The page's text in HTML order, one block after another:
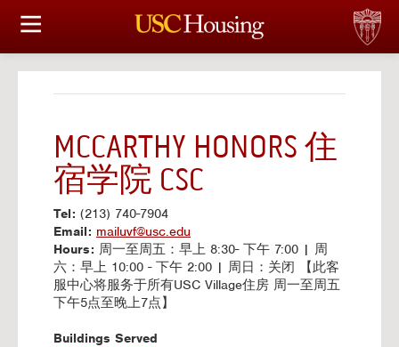
住房选择
财务实事资讯
会议资讯
MCCARTHY HONORS 住
宿学院 CSC
Tel: (213) 740-7904
Email: mailuvf@usc.edu
Hours: 周一至周五：早上 8:30- 下午 7:00 | 周
六：早上 10:00 - 下午 2:00 | 周日：关闭 【此客
服中心将服务于所有USC Village住房 周一至周五
下午5点至晚上7点】
Buildings Served